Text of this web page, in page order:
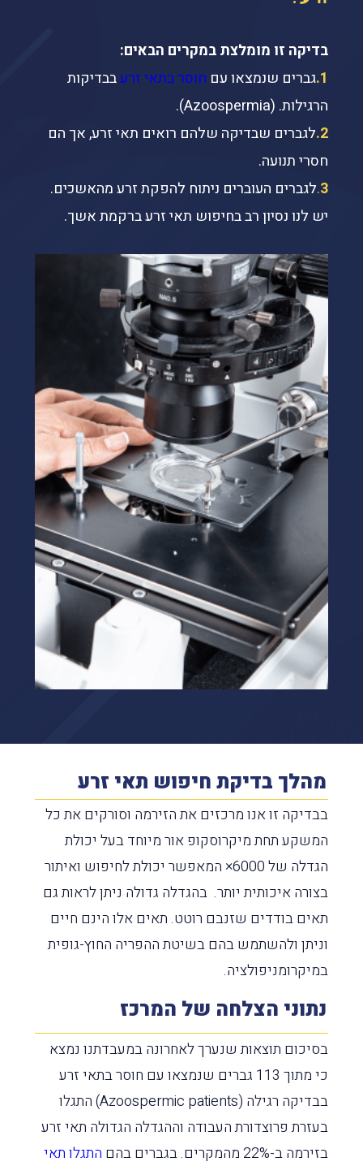
בדיקה זו מומלצת במקרים הבאים:
1. גברים שנמצאו עם חוסר בתאי זרעבבדיקות
הרגילות. (Azoospermia).
2. לגברים שבדיקה שלהם רואים תאי זרע, אך הם
חסרי תנועה.
3
.לגברים העוברים ניתוח להפקת זרע מהאשכים.
יש לנו נסיון רב בחיפוש תאי זרע ברקמת אשך.
מהלך בדיקת חיפוש תאי זרע
בבדיקה זו אנו מרכזים את הזירמה וסורקים את כל
המשקע תחת מיקרוסקופ אור מיוחד בעל יכולת
הגדלה של 6000× המאפשר יכולת לחיפוש ואיתור
בצורה איכותית יותר. בהגדלה גדולה ניתן לראות גם
תאים בודדים שזנבם רוטט. תאים אלו הינם חיים
וניתן ולהשתמש בהם בשיטת ההפריה החוץ-גופית
במיקרומניפולציה.
נתוני הצלחה של המרכז
בסיכום תוצאות שנערך לאחרונה במעבדתנו נמצא
כי מתוך 113 גברים שנמצאו עם חוסר בתאי זרע
בבדיקה רגילה (Azoospermic patients) התגלו
בעזרת פרוצדורת העבודה וההגדלה הגדולה תאי זרע
בזירמה ב-22% מהמקרים. בגברים בהם
התגלו תאי